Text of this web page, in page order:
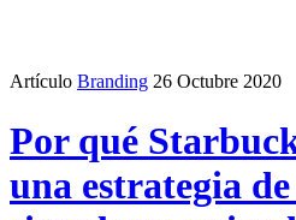
Artículo Branding 26 Octubre 2020
Por qué
una estrategia de